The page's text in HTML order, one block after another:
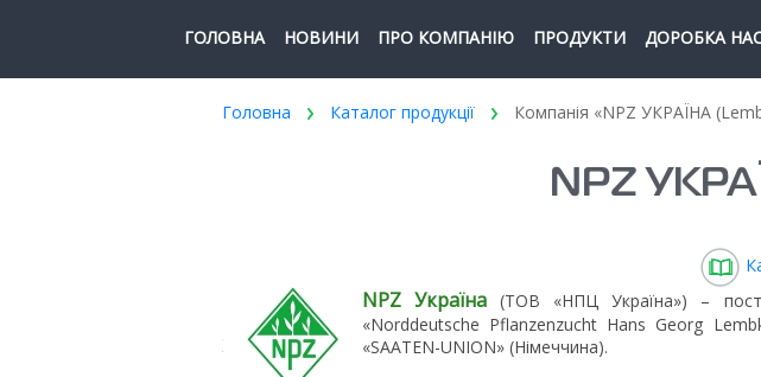
ГОЛОВНА НОВИНИ ПРО КОМПАНІЮ ПРОДУКТИ ДОРОБКА
Головна Каталог продукції Компанія «NPZ УКРАЇНА
NPZ
NPZ Україна (ТОВ «НПЦ Україна») –
«Norddeutsche Pflanzenzucht Hans Georg
«SAATEN-UNION» (Німеччина).